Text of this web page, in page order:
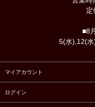
定
■8
5(水),12(
マイアカウント
ログイン